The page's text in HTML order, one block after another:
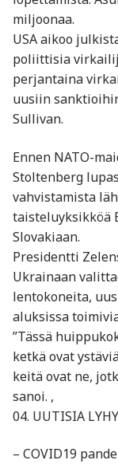
miljoonaa.
USA aikoo
poliittisia
perjantaina
uusiin
Sullivan.
Ennen NATO-
Stoltenberg
vahvistamista
taisteluyksikköä
Slovakiaan.
Presidentti
Ukrainaan
lentokoneita,
aluksissa
”Tässä
ketkä ovat
keitä ovat ne,
sanoi. ,
04. UUTISIA
– COVID19